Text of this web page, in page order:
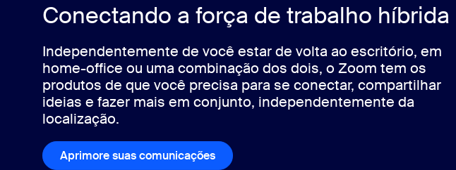
Conectando a força de trabalho híbrida
Independentemente de você estar de volta ao escritório, em
home-office ou uma combinação dos dois, o Zoom tem os
produtos de que você precisa para se conectar, compartilhar
ideias e fazer mais em conjunto, independentemente da
localização.
Aprimore suas comunicações